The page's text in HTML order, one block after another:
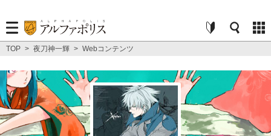
TOP > 夜刀神一輝 > Webコンテンツ